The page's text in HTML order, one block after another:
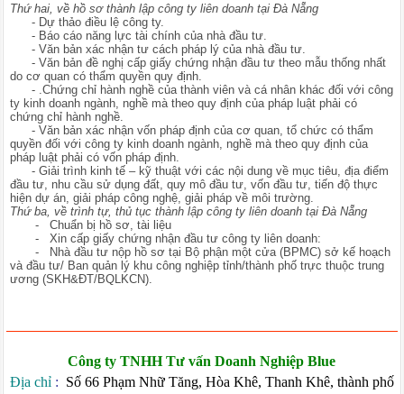
Thứ hai, về hồ sơ thành lập công ty liên doanh tại Đà Nẵng
- Dự thảo điều lệ công ty.
- Báo cáo năng lực tài chính của nhà đầu tư.
- Văn bản xác nhận tư cách pháp lý của nhà đầu tư.
- Văn bản đề nghị cấp giấy chứng nhận đầu tư theo mẫu thống nhất
do cơ quan có thẩm quyền quy định.
- .Chứng chỉ hành nghề của thành viên và cá nhân khác đối với công
ty kinh doanh ngành, nghề mà theo quy định của pháp luật phải có
chứng chỉ hành nghề.
- Văn bản xác nhận vốn pháp định của cơ quan, tổ chức có thẩm
quyền đối với công ty kinh doanh ngành, nghề mà theo quy định của
pháp luật phải có vốn pháp định.
- Giải trình kinh tế – kỹ thuật với các nội dung về mục tiêu, địa điểm
đầu tư, nhu cầu sử dụng đất, quy mô đầu tư, vốn đầu tư, tiến độ thực
hiện dự án, giải pháp công nghệ, giải pháp về môi trường.
Thứ ba, về trình tự, thủ tục thành lập công ty liên doanh tại Đà Nẵng
- Chuẩn bị hồ sơ, tài liệu
- Xin cấp giấy chứng nhận đầu tư công ty liên doanh:
- Nhà đầu tư nộp hồ sơ tại Bộ phận một cửa (BPMC) sở kế hoạch
và đầu tư/ Ban quản lý khu công nghiệp tỉnh/thành phố trực thuộc trung
ương (SKH&ĐT/BQLKCN).
Công ty TNHH Tư vấn Doanh Nghiệp Blue
Địa chỉ: Số 66 Phạm Nhữ Tăng, Hòa Khê, Thanh Khê, thành phố